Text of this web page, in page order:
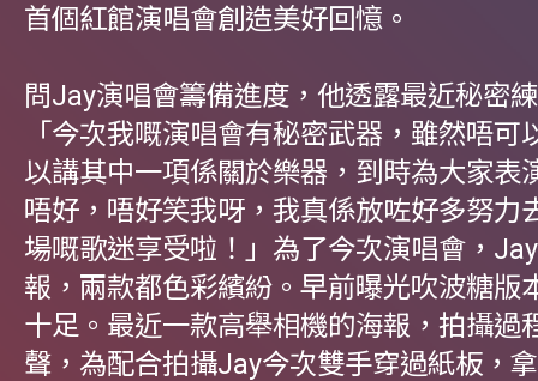
首個紅館演唱會創造美好回憶。
問Jay演唱會籌備進度，他透露最近秘密
「今次我嘅演唱會有秘密武器，雖然唔可
以講其中一項係關於樂器，到時為大家表
唔好，唔好笑我呀，我真係放咗好多努力
場嘅歌迷享受啦！」為了今次演唱會，
報，兩款都色彩繽紛。早前曝光吹波糖版
十足。最近一款高舉相機的海報，拍攝過
聲，為配合拍攝Jay今次雙手穿過紙板，